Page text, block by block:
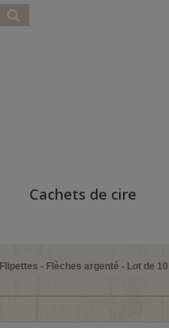
Cachets de cire
Flipettes - Flèches argenté - Lot de 10